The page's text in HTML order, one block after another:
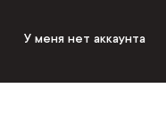
У меня нет аккаунта